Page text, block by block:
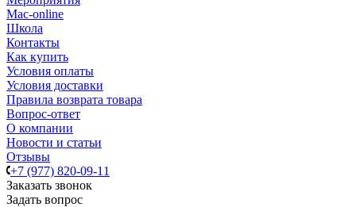
Mac-online
Школа
Контакты
Как купить
Условия оплаты
Условия доставки
Правила возврата товара
Вопрос-ответ
О компании
Новости и статьи
Отзывы
+7 (977) 820-09-11
Заказать звонок
Задать вопрос